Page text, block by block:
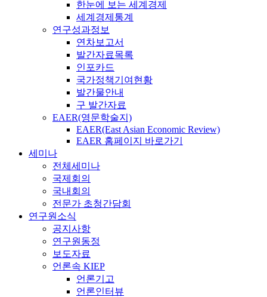
한눈에 보는 세계경제
세계경제통계
연구성과정보
연차보고서
발간자료목록
인포카드
국가정책기여현황
발간물안내
구 발간자료
EAER(영문학술지)
EAER(East Asian Economic Review)
EAER 홈페이지 바로가기
세미나
전체세미나
국제회의
국내회의
전문가 초청간담회
연구원소식
공지사항
연구원동정
보도자료
언론속 KIEP
언론기고
언론인터뷰